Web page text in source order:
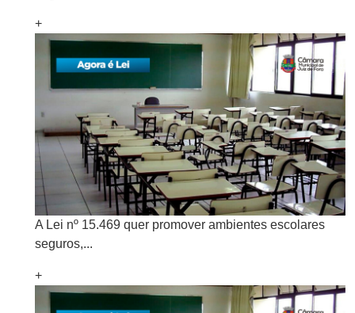
+
A Lei nº 15.469 quer promover ambientes escolares
seguros,...
+